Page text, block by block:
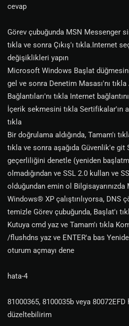
cevap
Görev çubuğunda MSN Messenger
tıkla ve sonra Çıkış'ı tıkla.Internet
değişiklikleri yapın
Microsoft Windows Başlat
gel ve sonra Denetim Masası'nı
Bağlantıları'nı tıkla Internet
İçerik sekmesini tıkla Sertifikalar'ın
tıkla
Bir doğrulama aldığında, Tamam'ı
tıkla ve sonra aşağıda Güvenlik'e git
geçerliliğini denetle (yeniden
olmadığından ve SSL 2.0 kullan ve
olduğundan emin ol
Windows® XP çalıştırılıyorsa, DNS
temizle Görev çubuğunda, Başlat'ı
Kutuya cmd yaz ve Tamam'ı tıkla
/flushdns yaz ve ENTER'a bas
oturum açmayı dene
hata-4
81000365, 8100035b veya 80072EFD
düzeltebilirim